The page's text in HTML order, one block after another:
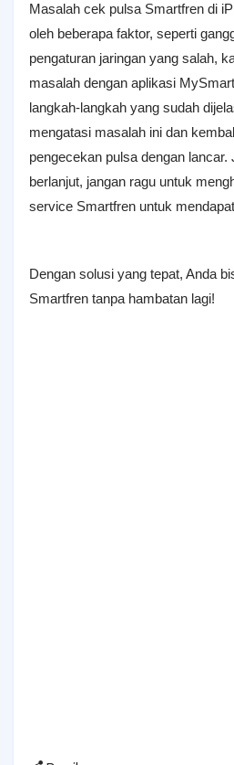
Masalah cek pulsa Smartfren di
oleh beberapa faktor, seperti
pengaturan jaringan yang salah,
masalah dengan aplikasi
langkah-langkah yang sudah
mengatasi masalah ini dan
pengecekan pulsa dengan
berlanjut, jangan ragu untuk
service Smartfren untuk
Dengan solusi yang tepat, Anda
Smartfren tanpa hambatan lagi!